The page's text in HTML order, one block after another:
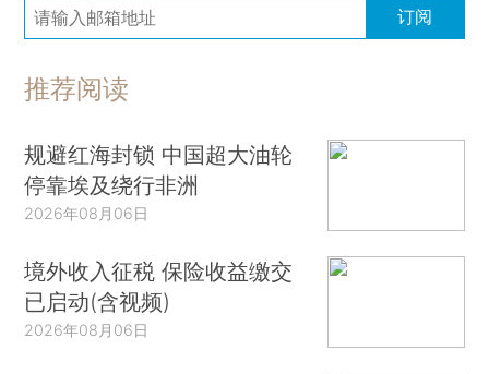
订阅
推荐阅读
规避红海封锁 中国超大油轮
停靠埃及绕行非洲
2026年08月06日
境外收入征税 保险收益缴交
已启动(含视频)
2026年08月06日